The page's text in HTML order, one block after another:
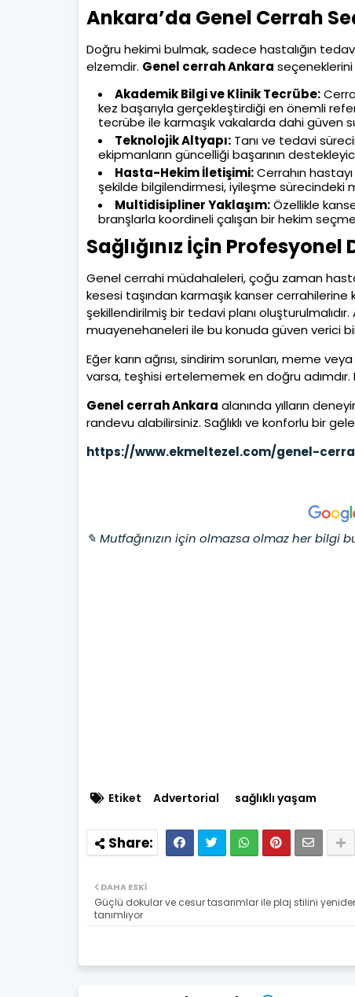
Ankara’da Genel Cerrah
Doğru hekimi bulmak, sadece hastalığın
elzemdir. Genel cerrah Ankara seçeneklerini
Akademik Bilgi ve Klinik Tecrübe:
kez başarıyla gerçekleştirdiği en önemli
tecrübe ile karmaşık vakalarda dahi güven
Teknolojik Altyapı:Tanı ve tedavi
ekipmanların güncelliği başarının
Hasta-Hekim İletişimi:Cerrahın
şekilde bilgilendirmesi, iyileşme sürecindeki
Multidisipliner Yaklaşım:Özellikle
branşlarla koordineli çalışan bir hekim
Sağlığınız İçin Profesyonel
Genel cerrahi müdahaleleri, çoğu zaman
kesesi taşından karmaşık kanser
şekillendirilmiş bir tedavi planı
muayenehaneleri ile bu konuda güven verici
Eğer karın ağrısı, sindirim sorunları, meme
varsa, teşhisi ertelememek en doğru adımdır.
Genel cerrah Ankara alanında yılların
randevu alabilirsiniz. Sağlıklı ve konforlu bir
https://www.ekmeltezel.com/genel-
✎ Mutfağınızın için olmazsa olmaz her bilgi
Etiket Advertorial sağlıklı yaşam
DAHA ESKI
Güçlü dokular ve cesur tasarımlar ile plaj stilini
tanımlıyor